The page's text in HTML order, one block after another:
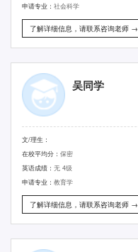
申请专业： 社会科学
了解详细信息，请联系咨询老师 →
吴同学
文/理生：
在校平均分： 保密
英语成绩： 无 4级
申请专业： 教育学
了解详细信息，请联系咨询老师 →